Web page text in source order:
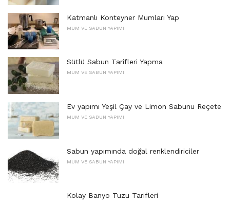
Katmanlı Konteyner Mumları Yap
MUM VE SABUN YAPIMI
Sütlü Sabun Tarifleri Yapma
MUM VE SABUN YAPIMI
Ev yapımı Yeşil Çay ve Limon Sabunu Reçete
MUM VE SABUN YAPIMI
Sabun yapımında doğal renklendiriciler
MUM VE SABUN YAPIMI
Kolay Banyo Tuzu Tarifleri